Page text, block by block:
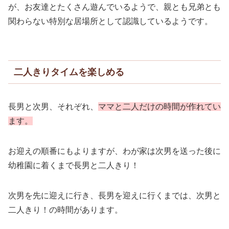
が、お友達とたくさん遊んでいるようで、親とも兄弟とも
関わらない特別な居場所として認識しているようです。
二人きりタイムを楽しめる
長男と次男、それぞれ、 ママと二人だけの時間が作れてい
ます。
お迎えの順番にもよりますが、わが家は次男を送った後に
幼稚園に着くまで長男と二人きり！
次男を先に迎えに行き、長男を迎えに行くまでは、次男と
二人きり！の時間があります。